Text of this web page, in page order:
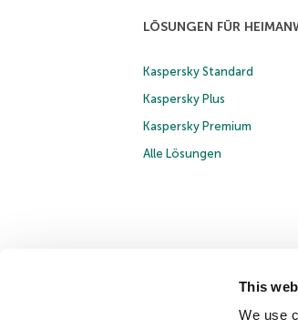
This
We use
LÖSUNGEN FÜR
Kaspersky Standard
Kaspersky Plus
Kaspersky Premium
Alle Lösungen
© 2026 AO Kaspersky Lab. Alle